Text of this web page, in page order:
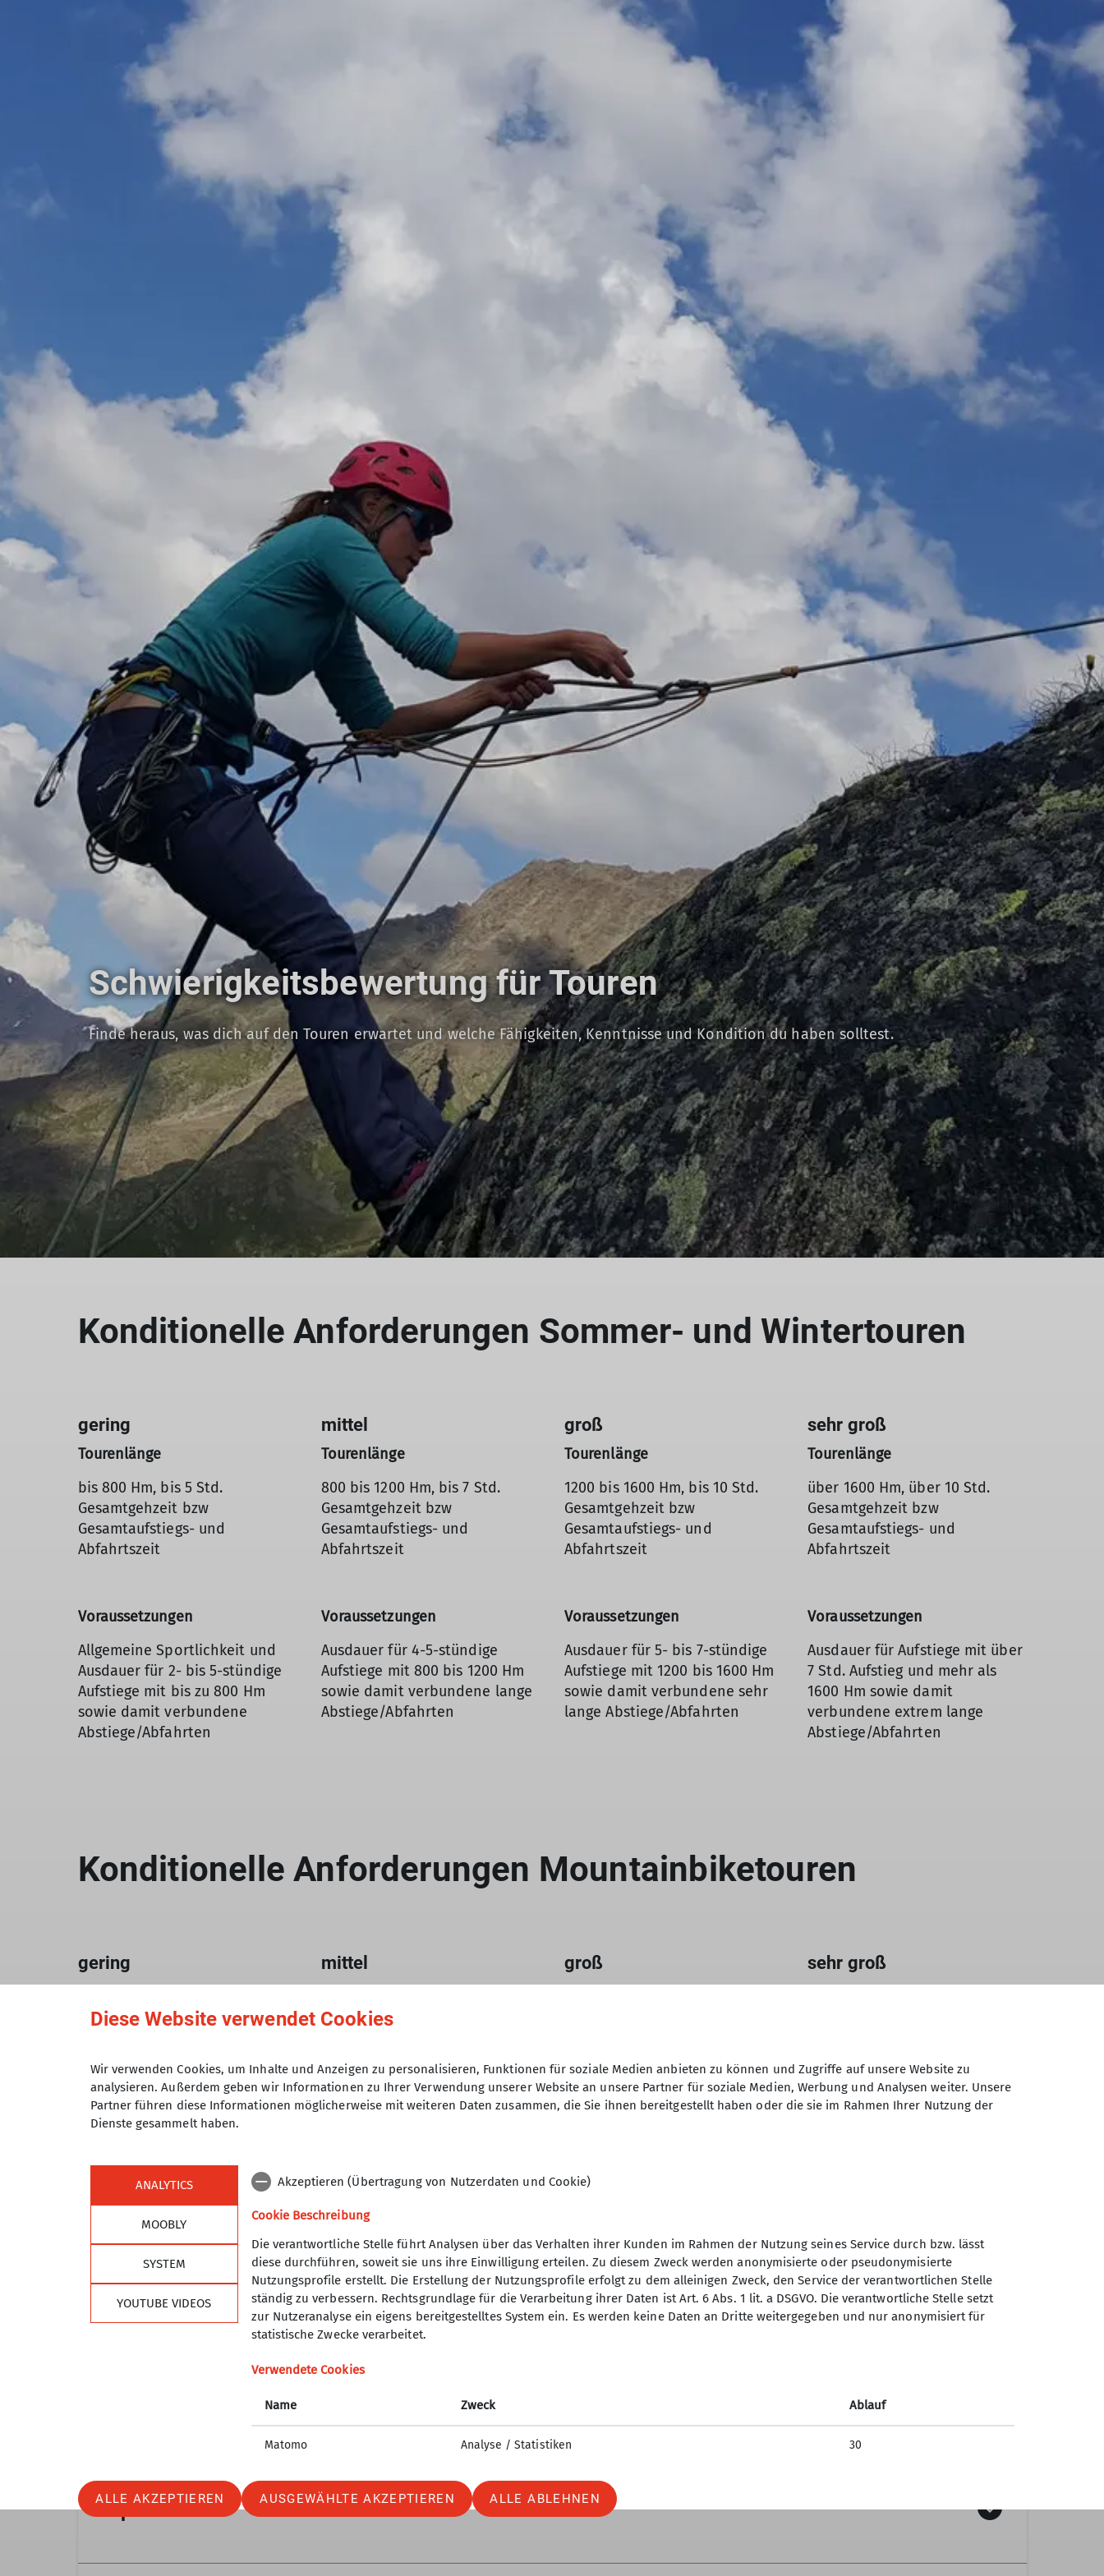
Schwierigkeitsbewertung für Touren
Finde heraus, was dich auf den Touren erwartet und welche Fähigkeiten, Kenntnisse und Kondition du haben solltest.
Konditionelle Anforderungen Sommer- und Wintertouren
gering
Tourenlänge
bis 800 Hm, bis 5 Std.
Gesamtgehzeit bzw
Gesamtaufstiegs- und
Abfahrtszeit
Voraussetzungen
Allgemeine Sportlichkeit und
Ausdauer für 2- bis 5-stündige
Aufstiege mit bis zu 800 Hm
sowie damit verbundene
Abstiege/Abfahrten
mittel
Tourenlänge
800 bis 1200 Hm, bis 7 Std.
Gesamtgehzeit bzw
Gesamtaufstiegs- und
Abfahrtszeit
Voraussetzungen
Ausdauer für 4-5-stündige
Aufstiege mit 800 bis 1200 Hm
sowie damit verbundene lange
Abstiege/Abfahrten
groß
Tourenlänge
1200 bis 1600 Hm, bis 10 Std.
Gesamtgehzeit bzw
Gesamtaufstiegs- und
Abfahrtszeit
Voraussetzungen
Ausdauer für 5- bis 7-stündige
Aufstiege mit 1200 bis 1600 Hm
sowie damit verbundene sehr
lange Abstiege/Abfahrten
sehr groß
Tourenlänge
über 1600 Hm, über 10 Std.
Gesamtgehzeit bzw
Gesamtaufstiegs- und
Abfahrtszeit
Voraussetzungen
Ausdauer für Aufstiege mit über
7 Std. Aufstieg und mehr als
1600 Hm sowie damit
verbundene extrem lange
Abstiege/Abfahrten
Konditionelle Anforderungen Mountainbiketouren
gering
bis 800 Hm, bis 40 km, bis 4 Std.
Voraussetzungen
Ausdauer für 2- bis 4-stündige
Ausfahrten mit bis zu 800 Hm
Bergauffahrt sowie damit
verbundene Abfahrten
mittel
800 bis 1200 Hm, bis 60 km, bis
Voraussetzungen
Bergauffahrt (Steigleistung ca.
400 Hm/Std.) sowie damit
groß
Voraussetzungen
1200 bis 1600 Hm Bergauffahrt
lange Abfahrten
sehr groß
Voraussetzungen
extrem lange Abfahrten
Alpinklettern
Diese Website verwendet Cookies
Wir verwenden Cookies, um Inhalte und Anzeigen zu personalisieren, Funktionen für soziale Medien anbieten zu können und Zugriffe auf unsere Website zu
analysieren. Außerdem geben wir Informationen zu Ihrer Verwendung unserer Website an unsere Partner für soziale Medien, Werbung und Analysen weiter. Unsere
Partner führen diese Informationen möglicherweise mit weiteren Daten zusammen, die Sie ihnen bereitgestellt haben oder die sie im Rahmen Ihrer Nutzung der
Dienste gesammelt haben.
ANALYTICS
MOOBLY
SYSTEM
YOUTUBE VIDEOS
Akzeptieren (Übertragung von Nutzerdaten und Cookie)
Cookie Beschreibung
Die verantwortliche Stelle führt Analysen über das Verhalten ihrer Kunden im Rahmen der Nutzung seines Service durch bzw. lässt
diese durchführen, soweit sie uns ihre Einwilligung erteilen. Zu diesem Zweck werden anonymisierte oder pseudonymisierte
Nutzungsprofile erstellt. Die Erstellung der Nutzungsprofile erfolgt zu dem alleinigen Zweck, den Service der verantwortlichen Stelle
ständig zu verbessern. Rechtsgrundlage für die Verarbeitung ihrer Daten ist Art. 6 Abs. 1 lit. a DSGVO. Die verantwortliche Stelle setzt
zur Nutzeranalyse ein eigens bereitgestelltes System ein. Es werden keine Daten an Dritte weitergegeben und nur anonymisiert für
statistische Zwecke verarbeitet.
Verwendete Cookies
Name Zweck Ablauf
Matomo Analyse / Statistiken 30
ALLE AKZEPTIEREN AUSGEWÄHLTE AKZEPTIEREN ALLE ABLEHNEN